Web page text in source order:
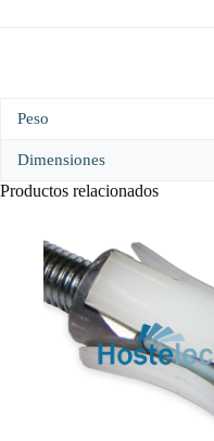
Peso
Dimensiones
Productos relacionados